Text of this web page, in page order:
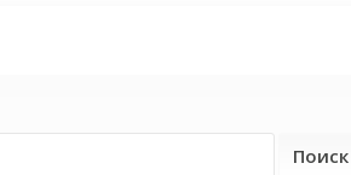
Поиск